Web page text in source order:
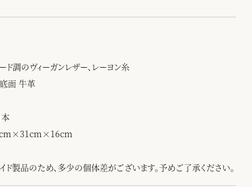
調のヴィーガンレザー、レーヨン糸
面 牛革
ド製品のため、多少の個体差がございます。予めご了承ください。